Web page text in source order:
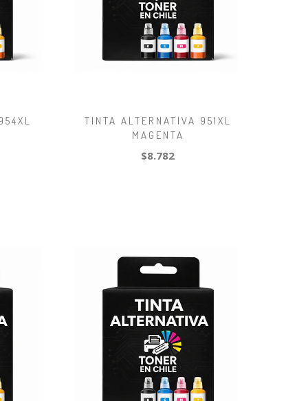
TINTA ALTERNATIVA 951XL
MAGENTA
$8.782